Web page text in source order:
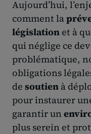
Aujourd’hui,
comment la
législation et à
qui néglige ce
problématique,
obligations
de soutien à
pour instaurer
garantir un
plus serein et